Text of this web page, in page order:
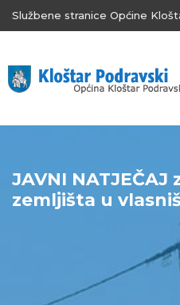
Službene stranice Općine
JAVNI NATJEČAJ
zemljišta u